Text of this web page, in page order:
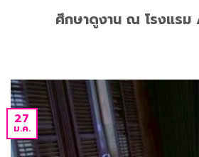
ศึกษาดูงาน ณ โรงแรม
27
ม.ค.